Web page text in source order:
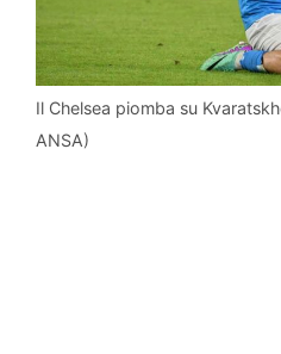
Il Chelsea piomba su
ANSA)